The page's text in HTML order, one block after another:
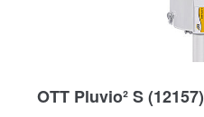
OTT Pluvio² S(12157)